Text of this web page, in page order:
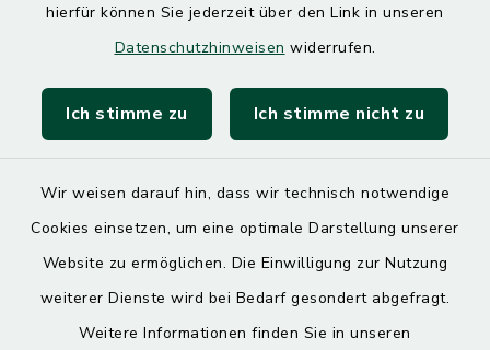
hierfür können Sie jederzeit über den Link in unseren
Datenschutzhinweisen widerrufen.
Ich stimme zu Ich stimme nicht zu
Wir weisen darauf hin, dass wir technisch notwendige
Cookies einsetzen, um eine optimale Darstellung unserer
Website zu ermöglichen. Die Einwilligung zur Nutzung
weiterer Dienste wird bei Bedarf gesondert abgefragt.
Weitere Informationen finden Sie in unseren
Quicklinks
SoNNe e. V.
Barrierefreiheit